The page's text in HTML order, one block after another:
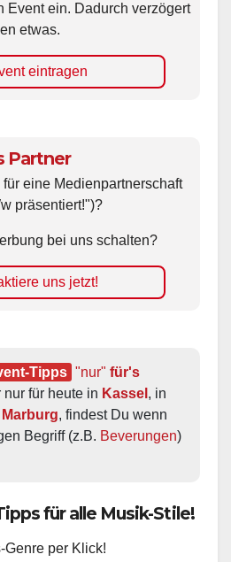
Event ein. Dadurch verzögert
etwas.
eintragen
Partner
eine Medienpartnerschaft
präsentiert!")?
bei uns schalten?
uns jetzt!
Tipps "nur" für's
nur für heute in Kassel
Marburg, findest Du wenn
Begriff (z.B. Beverungen)
für alle Musik-Stile!
per Klick!